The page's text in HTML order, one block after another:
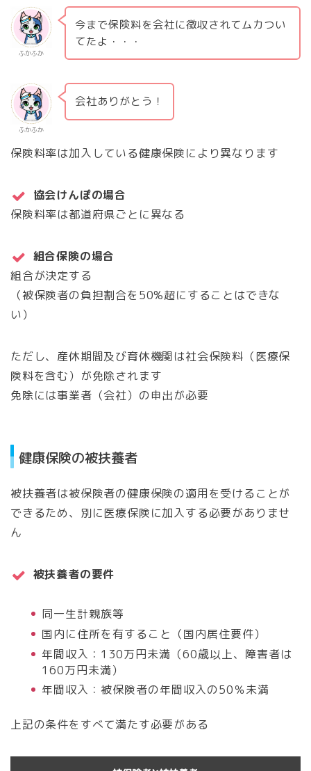
ふかふか
今まで保険料を会社に徴収されてムカつい
てたよ・・・
ふかふか
会社ありがとう！
保険料率は加入している健康保険により異なります
協会けんぽの場合
保険料率は都道府県ごとに異なる
組合保険の場合
組合が決定する
（被保険者の負担割合を50%超にすることはできな
い）
ただし、産休期間及び育休機関は社会保険料（医療保
険料を含む）が免除されます
免除には事業者（会社）の申出が必要
健康保険の被扶養者
被扶養者は被保険者の健康保険の適用を受けることが
できるため、別に医療保険に加入する必要がありませ
ん
被扶養者の要件
同一生計親族等
国内に住所を有すること（国内居住要件）
年間収入：130万円未満（60歳以上、障害者は
160万円未満）
年間収入：被保険者の年間収入の50％未満
上記の条件をすべて満たす必要がある